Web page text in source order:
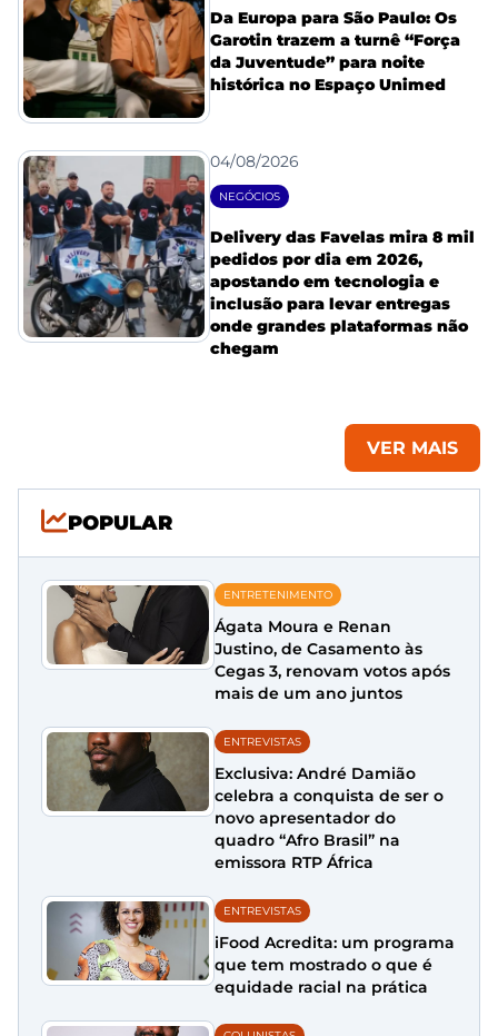
Da Europa para São Paulo: Os
Garotin trazem a turnê “Força
da Juventude” para noite
histórica no Espaço Unimed
04/08/2026
NEGÓCIOS
Delivery das Favelas mira 8 mil
pedidos por dia em 2026,
apostando em tecnologia e
inclusão para levar entregas
onde grandes plataformas não
chegam
VER MAIS
POPULAR
ENTRETENIMENTO
Ágata Moura e Renan
Justino, de Casamento às
Cegas 3, renovam votos após
mais de um ano juntos
ENTREVISTAS
Exclusiva: André Damião
celebra a conquista de ser o
novo apresentador do
quadro “Afro Brasil” na
emissora RTP África
ENTREVISTAS
iFood Acredita: um programa
que tem mostrado o que é
equidade racial na prática